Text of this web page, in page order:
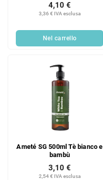
3,36 € IVA esclusa
4,10 €
Nel carrello
Ameté SG 500ml Tè bianco e
bambù
2,54 € IVA esclusa
3,10 €